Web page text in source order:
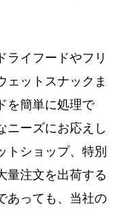
ライフードやフリ
ェットスナックま
を簡単に処理で
ニーズにお応えし
トショップ、特別
量注文を出荷する
あっても、当社の